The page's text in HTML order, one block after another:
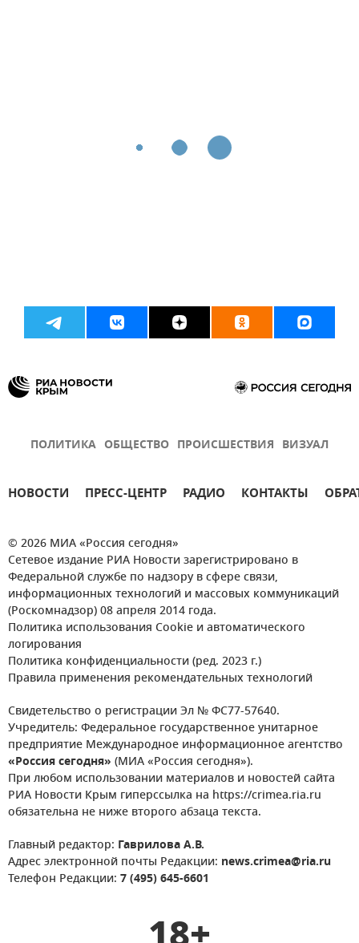
ПОЛИТИКА ОБЩЕСТВО ПРОИСШЕСТВИЯ ВИЗУАЛ
НОВОСТИ ПРЕСС-ЦЕНТР РАДИО КОНТАКТЫ
© 2026 МИА «Россия сегодня»
Сетевое издание РИА Новости зарегистрировано в
Федеральной службе по надзору в сфере связи,
информационных технологий и массовых коммуникаций
(Роскомнадзор) 08 апреля 2014 года.
Политика использования Cookie и автоматического
логирования
Политика конфиденциальности (ред. 2023 г.)
Правила применения рекомендательных технологий
Свидетельство о регистрации Эл № ФС77-57640.
Учредитель: Федеральное государственное унитарное
предприятие Международное информационное агентство
«Россия сегодня» (МИА «Россия сегодня»).
При любом использовании материалов и новостей сайта
РИА Новости Крым гиперссылка на https://crimea.ria.ru
обязательна не ниже второго абзаца текста.
Главный редактор: Гаврилова А.В.
Адрес электронной почты Редакции: news.crimea@ria.ru
Телефон Редакции: 7 (495) 645-6601